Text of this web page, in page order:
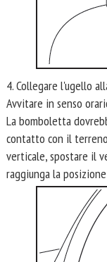
4. Collegare l'ugello
Avvitare in senso
La bomboletta
contatto con il
verticale, spostare il
raggiunga la